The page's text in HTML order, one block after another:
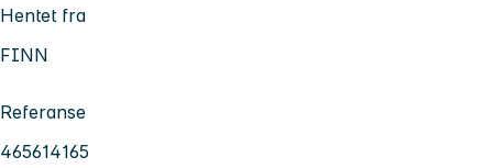
Hentet fra
FINN
Referanse
465614165